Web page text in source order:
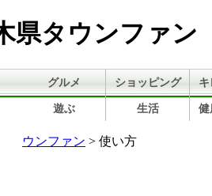
県タウンファン
グルメ ショッピング
遊ぶ 生活 健
ウンファン > 使い方